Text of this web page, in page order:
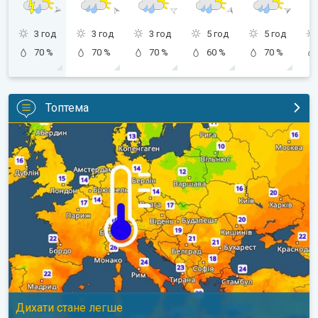
3 год
70 %
3 год
70 %
3 год
70 %
5 год
60 %
5 год
70 %
Топтема
Наближаються прохолодніші ночі. Дихати стане легше. . .
Дихати стане легше